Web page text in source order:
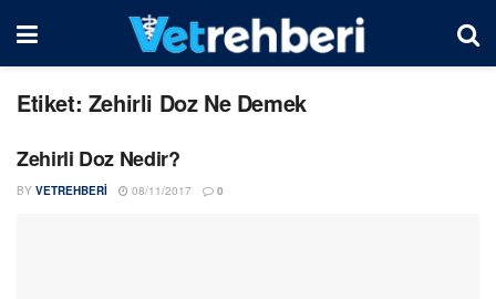
Etiket: Zehirli Doz Ne Demek
Zehirli Doz Nedir?
BY VETREHBERI 08/11/2017 0